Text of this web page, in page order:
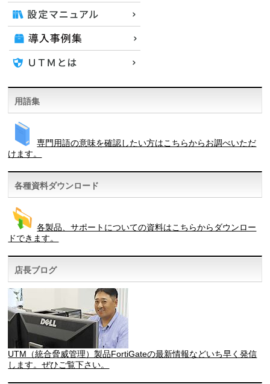
用語集
専門用語の意味を確認したい方はこちらからお調べいただ
けます。
各種資料ダウンロード
各製品、サポートについての資料はこちらからダウンロー
ドできます。
店長ブログ
UTM（統合脅威管理）製品FortiGateの最新情報などいち早く発信
します。ぜひご覧下さい。